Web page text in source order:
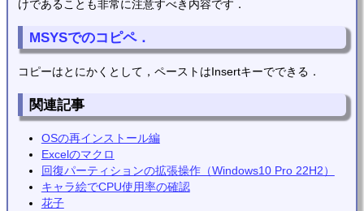
けであることも非常に注意すべき内容です．
MSYSでのコピペ．
コピーはとにかくとして，ペーストはInsertキーでできる．
関連記事
OSの再インストール編
Excelのマクロ
回復パーティションの拡張操作（Windows10 Pro 22H2）
キャラ絵でCPU使用率の確認
花子